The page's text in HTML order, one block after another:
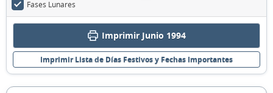
Fases Lunares
Imprimir Junio 1994
Imprimir Lista de Días Festivos y Fechas Importantes